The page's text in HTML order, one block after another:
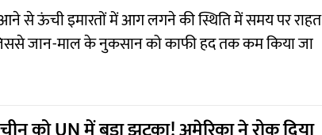
से ऊंची इमारतों में आग लगने की स्थिति में समय पर राहत
जान-माल के नुकसान को काफी हद तक कम किया जा